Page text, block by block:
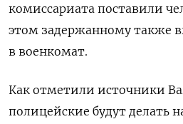
комиссариата поставили
этом задержанному также
в военкомат.
Как отметили источники
полицейские будут делать